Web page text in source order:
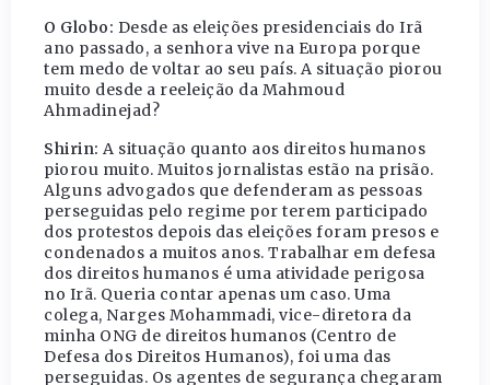
O Globo: Desde as eleições presidenciais do Irã
ano passado, a senhora vive na Europa porque
tem medo de voltar ao seu país. A situação piorou
muito desde a reeleição da Mahmoud
Ahmadinejad?
Shirin: A situação quanto aos direitos humanos
piorou muito. Muitos jornalistas estão na prisão.
Alguns advogados que defenderam as pessoas
perseguidas pelo regime por terem participado
dos protestos depois das eleições foram presos e
condenados a muitos anos. Trabalhar em defesa
dos direitos humanos é uma atividade perigosa
no Irã. Queria contar apenas um caso. Uma
colega, Narges Mohammadi, vice-diretora da
minha ONG de direitos humanos (Centro de
Defesa dos Direitos Humanos), foi uma das
perseguidas. Os agentes de segurança chegaram